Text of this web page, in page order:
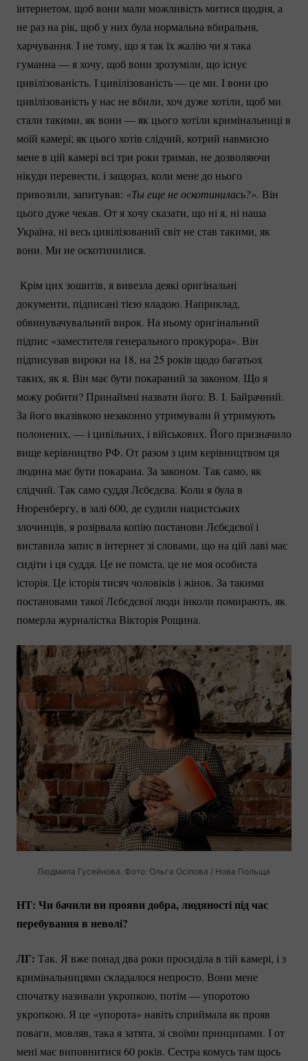
інтернетом, щоб вони мали можливість митися щодня, а
не раз на рік, щоб у них була нормальна вбиральня,
харчування. І не тому, що я так їх жалію чи я така
гуманна — я хочу, щоб вони зрозуміли, що існує
цивілізованість. І цивілізованість — це ми. І вони цю
цивілізованість у нас не вбили, хоч дуже хотіли, щоб ми
стали такими, як вони — як цього хотіли кримінальниці в
моїй камері; як цього хотів слідчий, котрий навмисно
мене в цій камері всі три роки тримав, не дозволяючи
нікуди перевести, і защораз, коли мене до нього
привозили, запитував: «Ты еще не оскотинилась?». Він
цього дуже чекав. От я хочу сказати, що ні я, ні наша
Україна, ні весь цивілізований світ не став такими, як
вони. Ми не оскотинилися.
Крім цих зошитів, я вивезла деякі оригінальні
документи, підписані тією владою. Наприклад,
обвинувачувальний вирок. На ньому оригінальний
підпис «заместителя генерального прокурора». Він
підписував вироки на 18, на 25 років щодо багатьох
таких, як я. Він має бути покараний за законом. Що я
можу робити? Принаймні назвати його: В. І. Байрачний.
За його вказівкою незаконно утримували й утримують
полонених, — і цивільних, і військових. Його призначило
вище керівництво РФ. От разом з цим керівництвом ця
людина має бути покарана. За законом. Так само, як
слідчий. Так само суддя Лєбєдєва. Коли я була в
Нюренбергу, в залі 600, де судили нацистських
злочинців, я розірвала копію постанови Лєбєдєвої і
виставила запис в інтернет зі словами, що на цій лаві має
сидіти і ця суддя. Це не помста, це не моя особиста
історія. Це історія тисяч чоловіків і жінок. За такими
постановами такої Лєбєдєвої люди інколи помирають, як
померла журналістка Вікторія Рощина.
Людмила Гусейнова. Фото: Ольга Осіпова / Нова Польща
НТ: Чи бачили ви прояви добра, людяності під час
перебування в неволі?
ЛГ: Так. Я вже понад два роки просиділа в тій камері, і з
кримінальницями складалося непросто. Вони мене
спочатку називали укропкою, потім — упоротою
укропкою. Я це «упорота» навіть сприймала як прояв
поваги, мовляв, така я затята, зі своїми принципами. І от
мені має виповнитися 60 років. Сестра комусь там щось